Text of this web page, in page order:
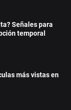
Señales para
temporal
más vistas en